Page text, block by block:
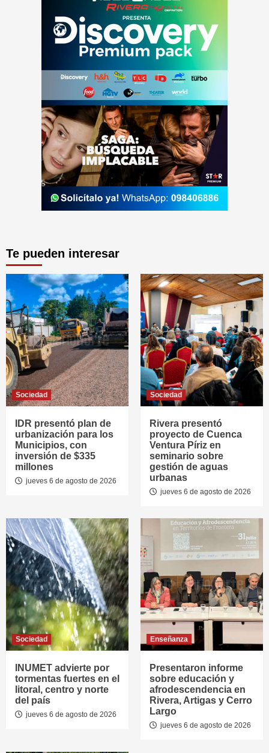
Te pueden interesar
Sociedad
IDR presentó plan de
urbanización para los
Municipios, con
inversión de $335
millones
jueves 6 de agosto de 2026
Sociedad
Rivera presentó
proyecto de Cuenca
Ventura Píriz en
seminario sobre
gestión de aguas
urbanas
jueves 6 de agosto de 2026
Sociedad
INUMET advierte por
tormentas fuertes en el
litoral, centro y norte
del país
jueves 6 de agosto de 2026
Enseñanza
Presentaron informe
sobre educación y
afrodescendencia en
Rivera, Artigas y Cerro
Largo
jueves 6 de agosto de 2026